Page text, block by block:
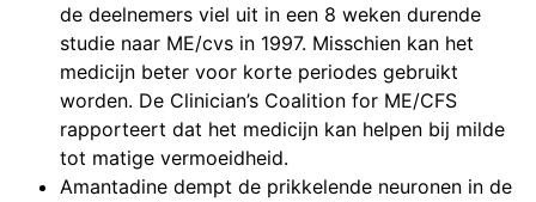
de deelnemers viel uit in een 8 weken durende
studie naar ME/cvs in 1997. Misschien kan het
medicijn beter voor korte periodes gebruikt
worden. De Clinician’s Coalition for ME/CFS
rapporteert dat het medicijn kan helpen bij milde
tot matige vermoeidheid.
Amantadine dempt de prikkelende neuronen in de